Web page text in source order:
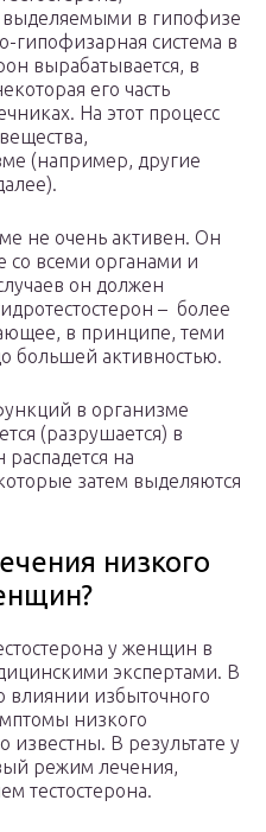
выделяемыми в гипофизе
гипофизарная система в
вырабатывается, в
его часть
На этот процесс
(например, другие
не очень активен. Он
со всеми органами и
он должен
– более
в принципе, теми
большей активностью.
в организме
(разрушается) в
распадется на
затем выделяются
низкого
у женщин в
экспертами. В
влиянии избыточного
низкого
известны. В результате у
режим лечения,
тестостерона.